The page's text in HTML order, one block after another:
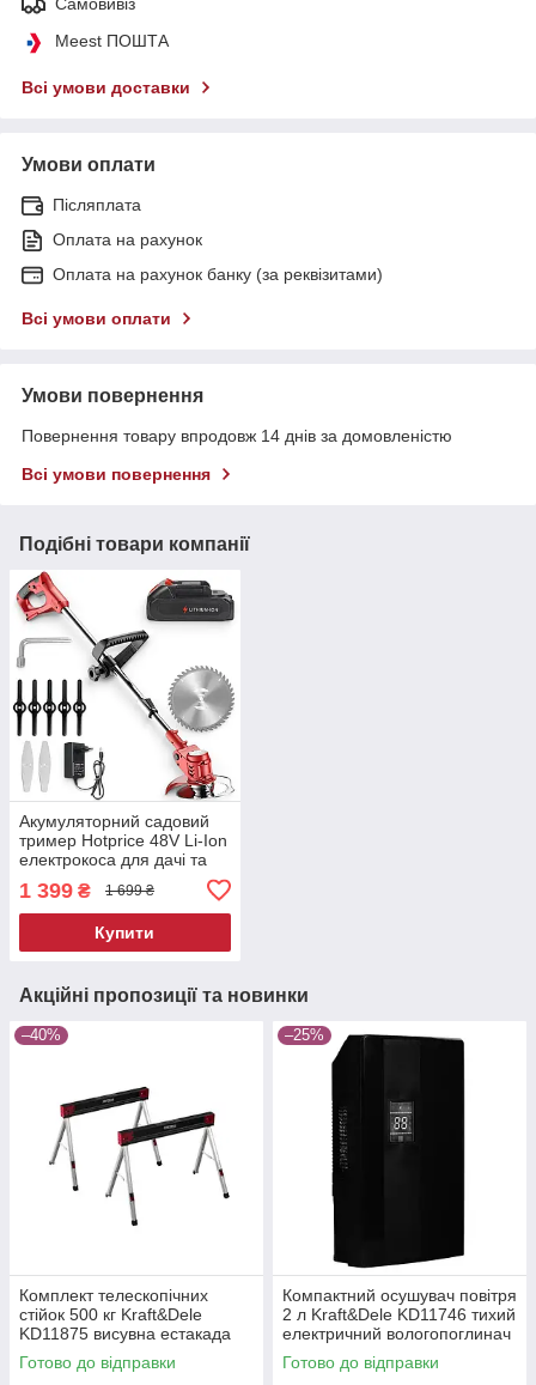
Meest ПОШТА
Всі умови доставки
Умови оплати
Післяплата
Оплата на рахунок
Оплата на рахунок банку (за реквізитами)
Всі умови оплати
Умови повернення
Повернення товару впродовж 14 днів за домовленістю
Всі умови повернення
Подібні товари компанії
Акумуляторний садовий
тример Hotprice 48V Li-Ion
електрокоса для дачі та
1 399 ₴ 1 699 ₴
Купити
Акційні пропозиції та новинки
–40%
Комплект телескопічних
стійок 500 кг Kraft&Dele
KD11875 висувна естакада
Готово до відправки
–25%
Компактний осушувач повітря
2 л Kraft&Dele KD11746 тихий
електричний вологопоглинач
Готово до відправки